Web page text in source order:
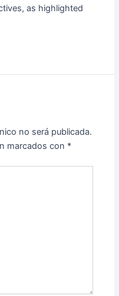
as highlighted
no será publicada.
marcados con *